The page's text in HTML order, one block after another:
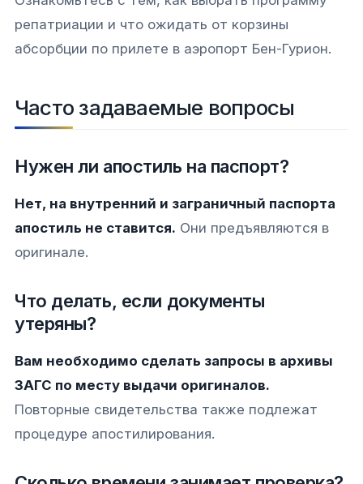
репатриации и что ожидать от корзины
абсорбции по прилете в аэропорт Бен-Гурион.
Часто задаваемые вопросы
Нужен ли апостиль на паспорт?
Нет, на внутренний и заграничный паспорта
апостиль не ставится. Они предъявляются в
оригинале.
Что делать, если документы
утеряны?
Вам необходимо сделать запросы в архивы
ЗАГС по месту выдачи оригиналов.
Повторные свидетельства также подлежат
процедуре апостилирования.